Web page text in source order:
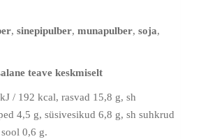
, sinepipulber, munapulber, soja,
teave keskmiselt
/ 192 kcal, rasvad 15,8 g, sh
4,5 g, süsivesikud 6,8 g, sh suhkrud
0,6 g.